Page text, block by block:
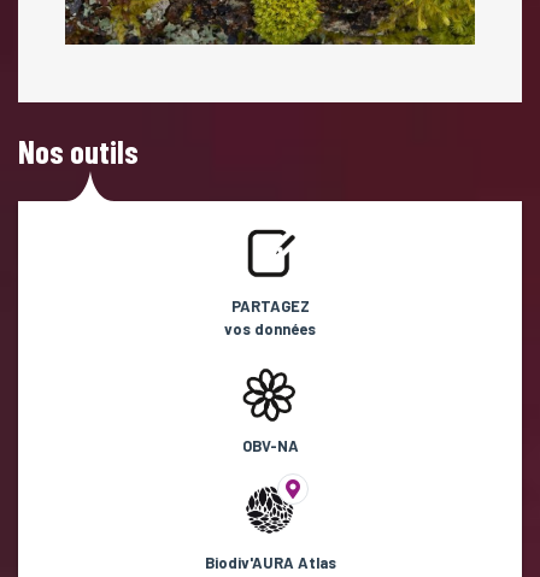
Nos outils
PARTAGEZ
vos données
OBV-NA
Biodiv'AURA Atlas